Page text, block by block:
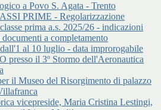
a Povo S. Agata - Trento
PRIME - Regolarizzazione
prima a.s. 2025/26 - indicazioni
a completamento
al 10 luglio - data improrogabile
presso il 3º Stormo dell'Aeronautica
il Museo del Risorgimento di palazzo
vicepreside, Maria Cristina Lestingi,